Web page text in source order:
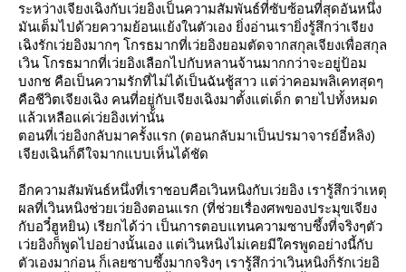
ระหว่างเจียงเฉิงกับเว่ยอิงเป็นความสัมพันธ์ที่ซับซ้อนที่สุดอันหนึ่ง
มันเต็มไปด้วยความย้อนแย้งในตัวเอง ยิ่งอ่านเรายิ่งรู้สึกว่าเจียง
เฉิงรักเว่ยอิงมากๆ โกรธมากที่เว่ยอิงยอมตัดจากสกุลเจียงเพื่อสกุล
เวิน โกรธมากที่เว่ยอิงเลือกไปกับหลานจ้านมากกว่าจะอยู่ป้อม
บงกช คือเป็นความรักที่ไม่ได้เป็นฉันชู้สาว แต่ว่าคอมพลิเคทสุดๆ
คือชีวิตเจียงเฉิง คนที่อยู่กับเจียงเฉิงมาตั้งแต่เด็ก ตายไปทั้งหมด
ล้วเหลือแค่เว่ยอิงเท่านั้น
ตอนที่เว่ยอิงกลับมาครั้งแรก (ตอนกลับมาเป็นปรมาจารย์อี๋หลิง)
เจียงเฉินก็ดีใจมากแบบเห็นได้ชัด
อีกความสัมพันธ์หนึ่งที่เราชอบคือเวินหนิงกับเว่ยอิง เรารู้สึกว่าเหตุ
ผลที่เวินหนิงช่วยเว่ยอิงตอนแรก (ที่ช่วยเรื่องศพของประมุขเจียง
กับอวี๋ฮูหยิน) เรียกได้ว่า เป็นการตอบแทนความซาบซึ้งที่จริงๆตัว
เว่ยอิงก็พูดไปอย่างนั้นเอง แต่เวินหนิงไม่เคยมีใครพูดอย่างนี้กับ
ตัวเองมาก่อน ก็เลยซาบซึ้งมากจริงๆ เรารู้สึกว่าเวินหนิงก็รักเว่ยอิ